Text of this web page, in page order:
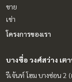
ขาย
เช่า
โครงการของเรา
บางซื่อ วงศ์สว่าง เต
รีเจ้นท์ โฮม บางซ่อน 2